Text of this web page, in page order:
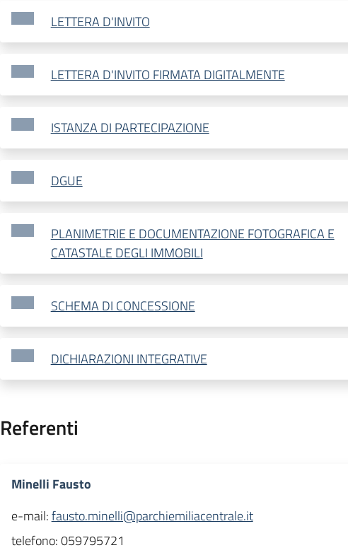
LETTERA D'INVITO
LETTERA D'INVITO FIRMATA DIGITALMENTE
ISTANZA DI PARTECIPAZIONE
DGUE
PLANIMETRIE E DOCUMENTAZIONE FOTOGRAFICA E
CATASTALE DEGLI IMMOBILI
SCHEMA DI CONCESSIONE
DICHIARAZIONI INTEGRATIVE
Referenti
Minelli Fausto
e-mail:fausto.minelli@parchiemiliacentrale.it
telefono:059795721